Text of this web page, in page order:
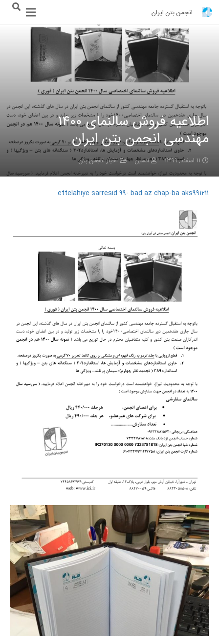
انجمن بتن ایران
اطلاعیه فروش سالنمای 1400
مهندسی انجمن بتن ایران
۱۱ اسفند, ۱۳۹۹ ادمین اخبار انجمن بتن
ettelahiye sarresid 99- bad az chap-ba aks991211